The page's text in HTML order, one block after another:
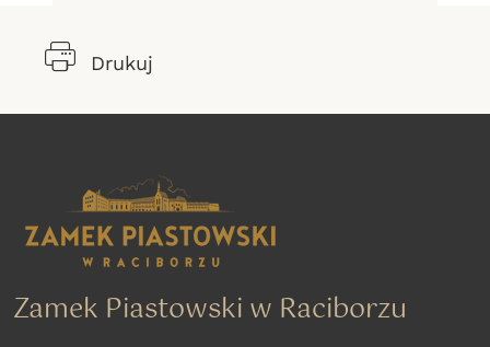
Drukuj
Zamek Piastowski w Raciborzu